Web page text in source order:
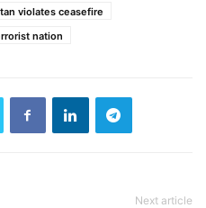
violates ceasefire
nation
Next article